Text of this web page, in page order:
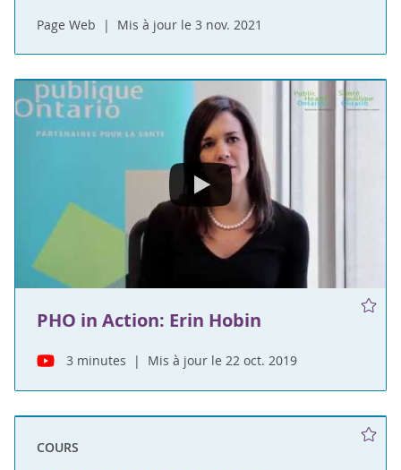
Page Web Mis à jour le 3 nov. 2021
PHO in Action: Erin Hobin
3 minutes Mis à jour le 22 oct. 2019
COURS